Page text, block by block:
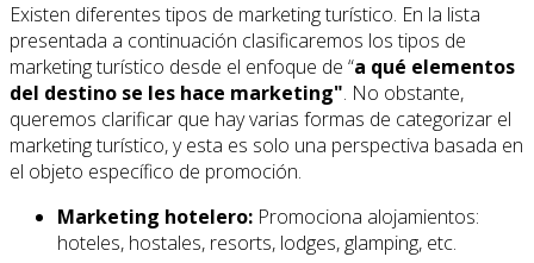
Existen diferentes tipos de marketing turístico. En la lista
presentada a continuación clasificaremos los tipos de
marketing turístico desde el enfoque de “a qué elementos
del destino se les hace marketing". No obstante,
queremos clarificar que hay varias formas de categorizar el
marketing turístico, y esta es solo una perspectiva basada en
el objeto específico de promoción.
Marketing hotelero: Promociona alojamientos:
hoteles, hostales, resorts, lodges, glamping, etc.